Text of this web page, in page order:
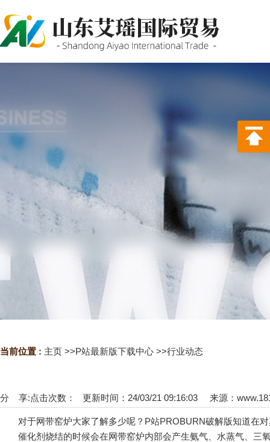
PROBURN手机网页版,P站最新
版下载,PORNHUB免登录版APP
下载
当前位置 : 主页 >>P站最新版下载中心 >>行业动态
点击次数： 更新时间：24/03/21 09:16:03 来源：
分 享:
对于网带窑炉大家了解多少呢？P站PROBURN破解版知道在对
催化剂烧结的时候会在网带窑炉内部会产生氨气、水蒸气、三